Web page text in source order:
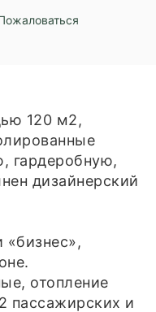
120 м2,
гардеробную,
дизайнерский
«бизнес»,
отопление
пассажирских и